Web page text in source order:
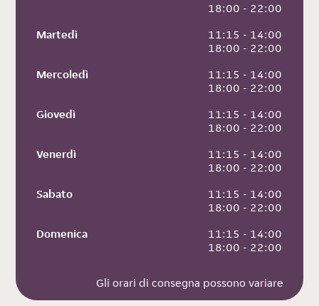
18:00 - 22:00
Martedì
11:15 - 14:00
18:00 - 22:00
Mercoledì
11:15 - 14:00
18:00 - 22:00
Giovedì
11:15 - 14:00
18:00 - 22:00
Venerdì
11:15 - 14:00
18:00 - 22:00
Sabato
11:15 - 14:00
18:00 - 22:00
Domenica
11:15 - 14:00
18:00 - 22:00
Gli orari di consegna possono variare